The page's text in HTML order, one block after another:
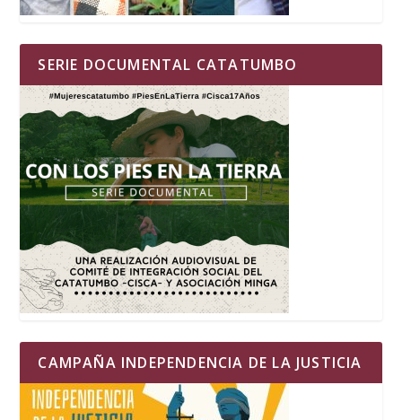
SERIE DOCUMENTAL CATATUMBO
CAMPAÑA INDEPENDENCIA DE LA JUSTICIA